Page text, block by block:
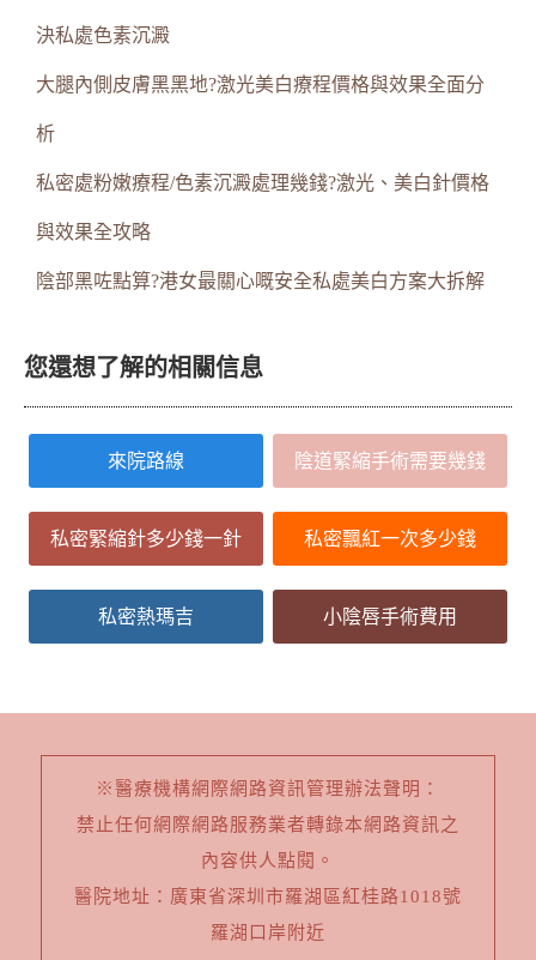
決私處色素沉澱
大腿內側皮膚黑黑地?激光美白療程價格與效果全面分
析
私密處粉嫩療程/色素沉澱處理幾錢?激光、美白針價格
與效果全攻略
陰部黑咗點算?港女最關心嘅安全私處美白方案大拆解
您還想了解的相關信息
來院路線 陰道緊縮手術需要幾錢
私密緊縮針多少錢一針 私密飄紅一次多少錢
私密熱瑪吉 小陰唇手術費用
※醫療機構網際網路資訊管理辦法聲明：
禁止任何網際網路服務業者轉錄本網路資訊之
內容供人點閱。
醫院地址：廣東省深圳市羅湖區紅桂路1018號
羅湖口岸附近